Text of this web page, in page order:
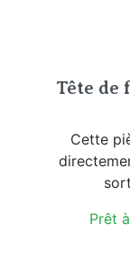
Tête de
Cette
Prêt